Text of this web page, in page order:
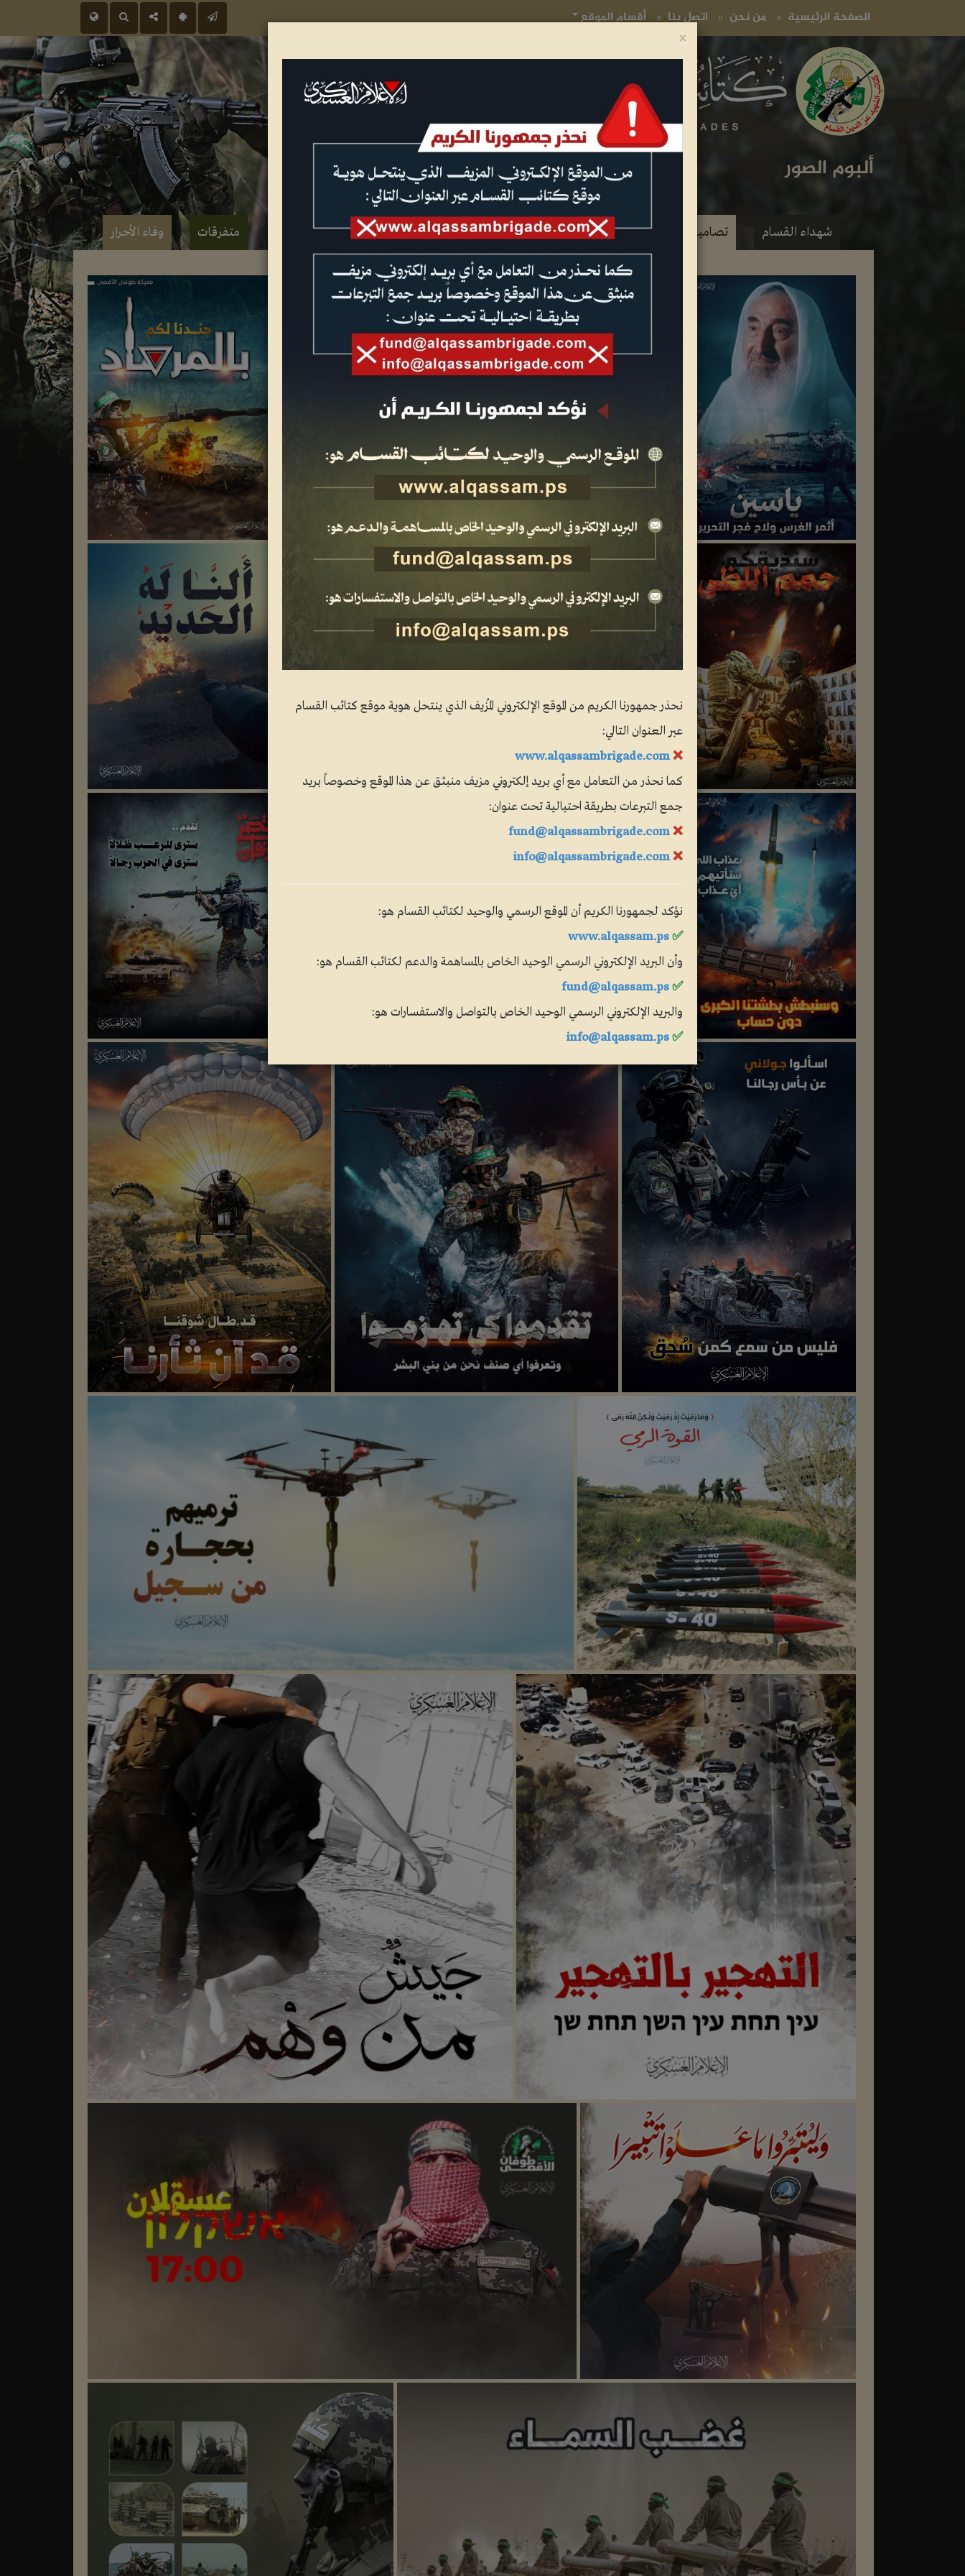
الصفحة الرئيسية من نحن اتصل بنا(current) أقسام الموقع
ألبوم الصور
شهداء القسام تصاميم فنية عمليات جهادية الجيل الأول للقسام تدريبات وعروض عسكرية متفرقات وفاء الأحرار
×
نحذر جمهورنا الكريم من الموقع الإلكتروني المُزيف الذي ينتحل هوية موقع كتائب القسام
عبر العنوان التالي:
❌
www.alqassambrigade.com
كما نحذر من التعامل مع أي بريد إلكتروني مزيف منبثق عن هذا الموقع وخصوصاً بريد
جمع التبرعات بطريقة احتيالية تحت عنوان:
❌
fund@alqassambrigade.com
❌
info@alqassambrigade.com
نؤكد لجمهورنا الكريم أن الموقع الرسمي والوحيد لكتائب القسام هو:
✅
www.alqassam.ps
وأن البريد الإلكتروني الرسمي الوحيد الخاص بالمساهمة والدعم لكتائب القسام هو:
✅
fund@alqassam.ps
والبريد الإلكتروني الرسمي الوحيد الخاص بالتواصل والاستفسارات هو:
✅
info@alqassam.ps